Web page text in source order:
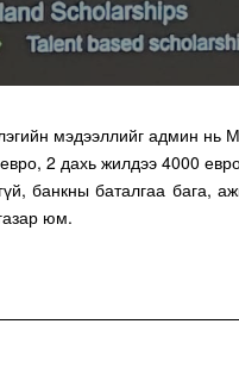
мэдээллийг админ нь
2 дахь жилдээ 4000
банкны баталгаа бага,
юм.